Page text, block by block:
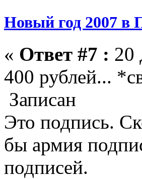
Новый год 2007 в
« Ответ #7 : 20
400 рублей...
Записан
Это подпись.
бы армия
подписей.